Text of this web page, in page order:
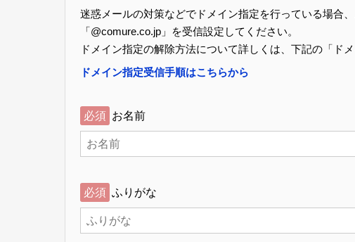
迷惑メールの対策などでドメイン指定を行っている場合
「@comure.co.jp」を受信設定してください。
ドメイン指定の解除方法について詳しくは、下記の「ド
ドメイン指定受信手順はこちらから
必須 お名前
必須 ふりがな